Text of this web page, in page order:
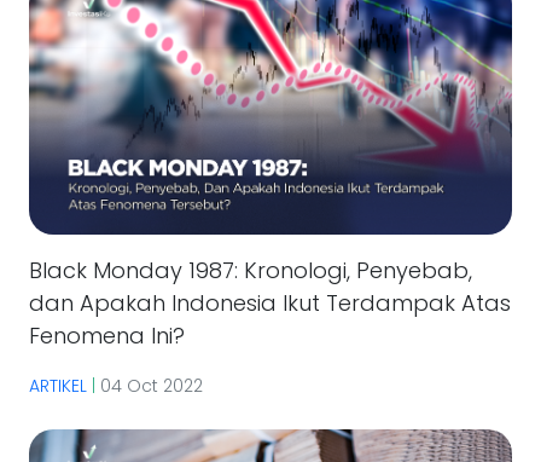
Black Monday 1987: Kronologi, Penyebab,
dan Apakah Indonesia Ikut Terdampak Atas
Fenomena Ini?
ARTIKEL | 04 Oct 2022